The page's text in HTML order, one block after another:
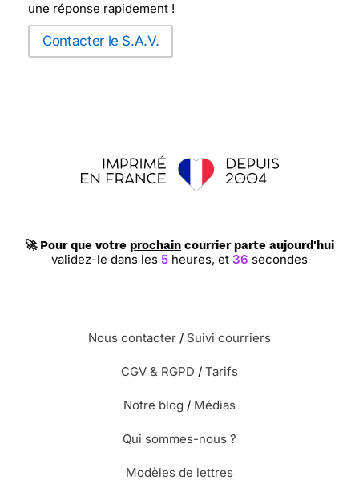
une réponse rapidement !
Contacter le S.A.V.
🚀 Pour que votre prochain courrier parte aujourd'hui
validez-le dans les5 heures,et35 secondes
Nous contacter / Suivi courriers
CGV & RGPD / Tarifs
Notre blog / Médias
Qui sommes-nous ?
Modèles de lettres